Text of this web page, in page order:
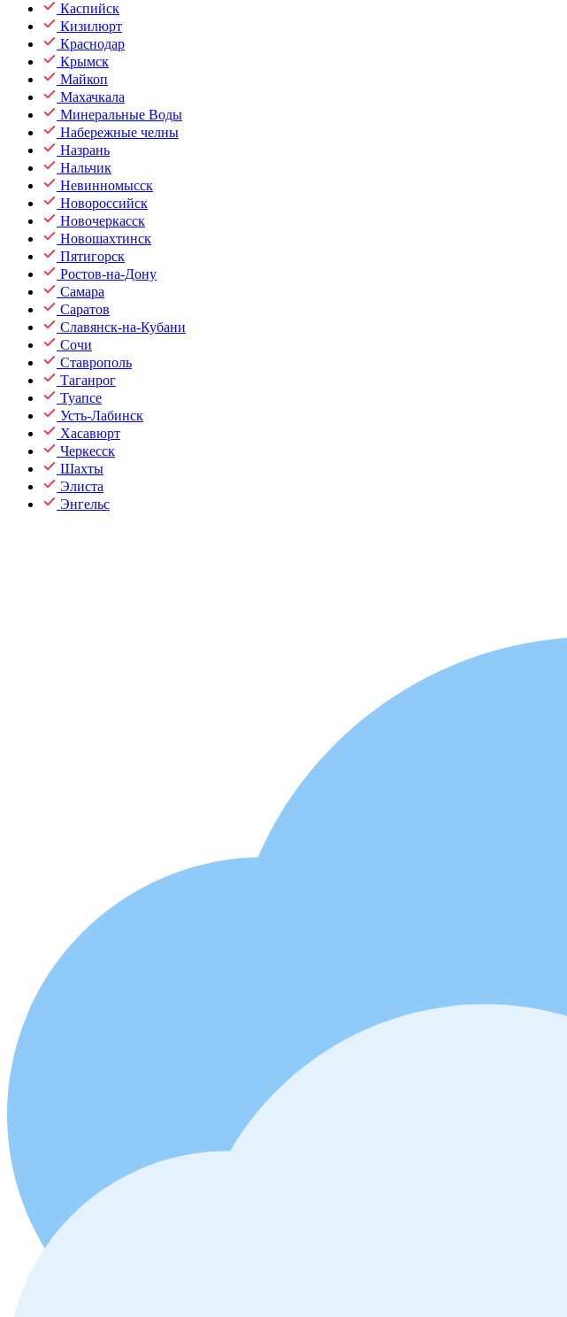
Каспийск
Кизилюрт
Краснодар
Крымск
Майкоп
Махачкала
Минеральные Воды
Набережные челны
Назрань
Нальчик
Невинномысск
Новороссийск
Новочеркасск
Новошахтинск
Пятигорск
Ростов-на-Дону
Самара
Саратов
Славянск-на-Кубани
Сочи
Ставрополь
Таганрог
Туапсе
Усть-Лабинск
Хасавюрт
Черкесск
Шахты
Элиста
Энгельс